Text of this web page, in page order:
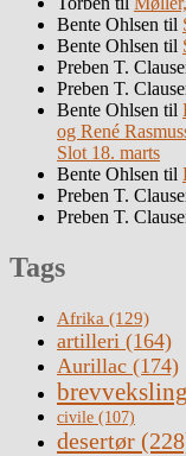
Bente Ohlsen til
Bente Ohlsen til
Preben T.
Preben T.
Bente Ohlsen til
og René
Slot 18. marts
Bente Ohlsen til
Preben T.
Preben T.
Tags
Afrika (129)
artilleri (164)
Aurillac (174)
brevveksling
civile (107)
desertør